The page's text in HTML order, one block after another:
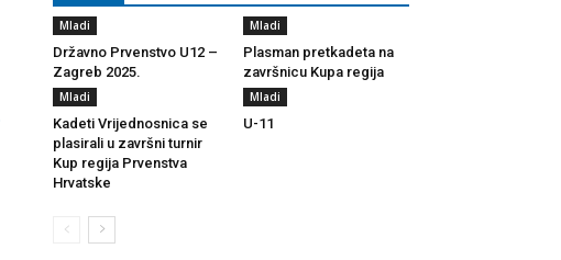
Mladi
Državno Prvenstvo U12 –
Zagreb 2025.
Mladi
Plasman pretkadeta na
završnicu Kupa regija
Mladi
Kadeti Vrijednosnica se
plasirali u završni turnir
Kup regija Prvenstva
Hrvatske
Mladi
U-11